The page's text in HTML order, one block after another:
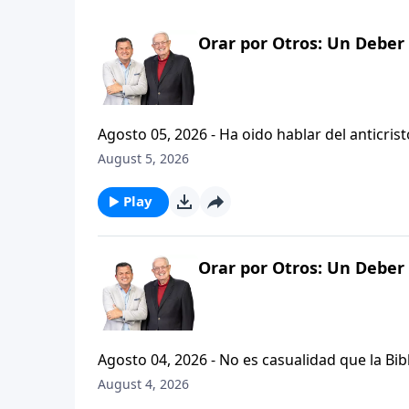
Orar por Otros: Un
Agosto 05, 2026 - Ha oido hablar del anticristo? Hoy vamos a escuchar al pastor Carlos A. Zazueta
que se refiere la Biblia cuando usa la palabra
August 5, 2026
Play
Orar por Otros: Un Deber
Agosto 04, 2026 - No es casualidad que la Biblia contenga
profetas, apostoles...de gente comun y
August 4, 2026